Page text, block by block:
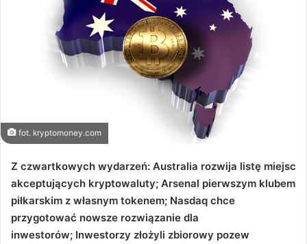
fot. kryptomoney.com
Z czwartkowych wydarzeń: Australia rozwija listę miejsc
akceptujących kryptowaluty; Arsenal pierwszym klubem
piłkarskim z własnym tokenem; Nasdaq chce
przygotować nowsze rozwiązanie dla
inwestorów; Inwestorzy złożyli zbiorowy pozew